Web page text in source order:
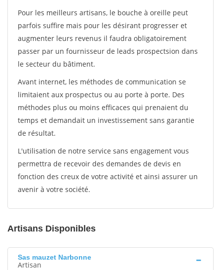
Pour les meilleurs artisans, le bouche à oreille peut
parfois suffire mais pour les désirant progresser et
augmenter leurs revenus il faudra obligatoirement
passer par un fournisseur de leads prospectsion dans
le secteur du bâtiment.
Avant internet, les méthodes de communication se
limitaient aux prospectus ou au porte à porte. Des
méthodes plus ou moins efficaces qui prenaient du
temps et demandait un investissement sans garantie
de résultat.
L'utilisation de notre service sans engagement vous
permettra de recevoir des demandes de devis en
fonction des creux de votre activité et ainsi assurer un
avenir à votre société.
Artisans Disponibles
Sas mauzet Narbonne
Artisan